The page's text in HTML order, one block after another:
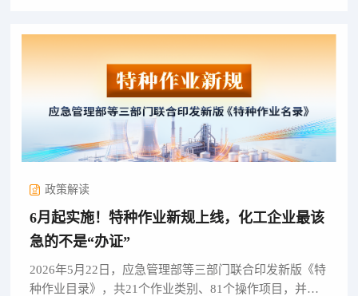
政策解读
6月起实施！特种作业新规上线，化工企业最该
急的不是“办证”
2026年5月22日，应急管理部等三部门联合印发新版《特
种作业目录》，共21个作业类别、81个操作项目，并于6